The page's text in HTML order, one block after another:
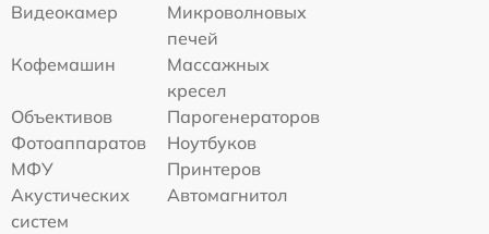
Видеокамер
Микроволновых
печей
Кофемашин
Массажных
кресел
Объективов
Парогенераторов
Фотоаппаратов
Ноутбуков
МФУ
Принтеров
Акустических
систем
Автомагнитол